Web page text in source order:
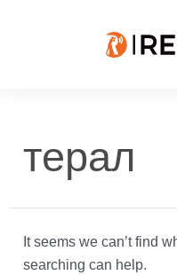
терал
It seems we can’t find
searching can help.